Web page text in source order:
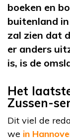
boeken en
buitenland
zal zien dat
er anders
is, is de
Het
Zussen-
Dit viel de
we in